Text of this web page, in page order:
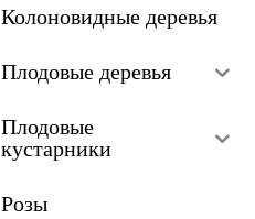
Колоновидные деревья
Плодовые деревья
Плодовые
кустарники
Розы